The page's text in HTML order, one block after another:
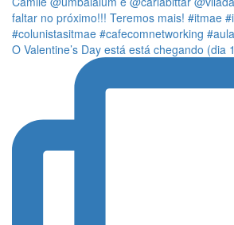
O Valentine’s Day está está chegando (dia